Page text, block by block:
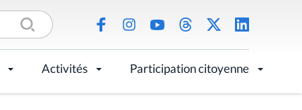
Activités Participation citoyenne